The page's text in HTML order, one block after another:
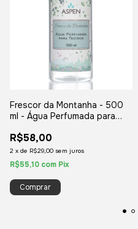
Frescor da Montanha - 500
ml - Água Perfumada para
R$58,00
2 x de R$29,00 sem juros
R$55,10 com Pix